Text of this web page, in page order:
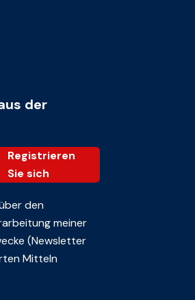
der
Registrieren
Sie sich
den
meiner
(Newsletter
Mitteln